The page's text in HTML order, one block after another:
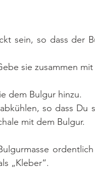
sein, so dass der
sie zusammen
dem Bulgur hinzu.
so dass Du
mit dem Bulgur.
„Kleber“.